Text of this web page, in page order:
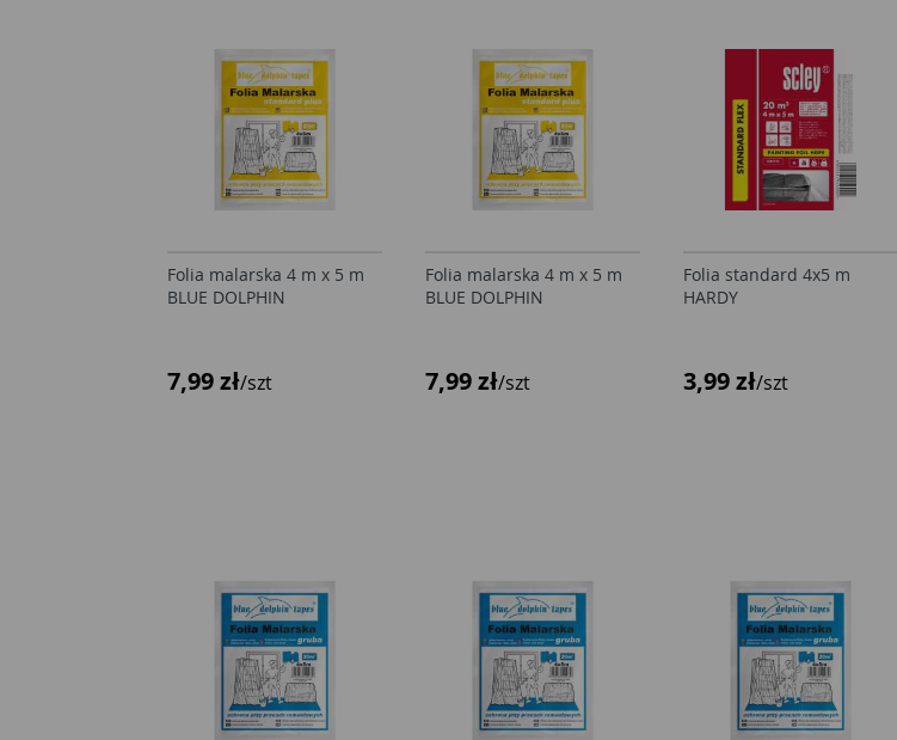
Folia malarska 4 m x 5 m
BLUE DOLPHIN
7,99 zł/szt
Folia malarska 4 m x 5 m
BLUE DOLPHIN
7,99 zł/szt
Folia standard 4x5 m
HARDY
3,99 zł/szt